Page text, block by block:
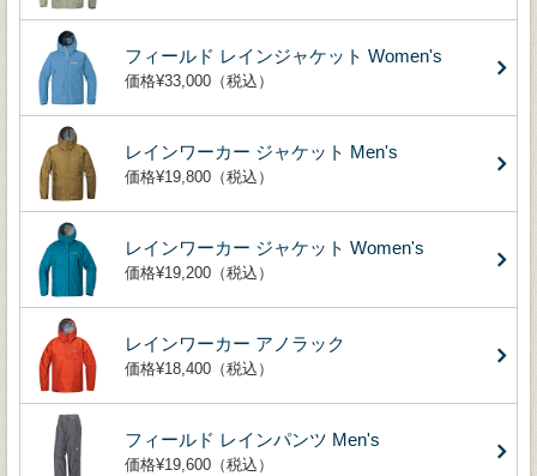
フィールド レインジャケット Women's
価格¥33,000（税込）
レインワーカー ジャケット Men's
価格¥19,800（税込）
レインワーカー ジャケット Women's
価格¥19,200（税込）
レインワーカー アノラック
価格¥18,400（税込）
フィールド レインパンツ Men's
価格¥19,600（税込）